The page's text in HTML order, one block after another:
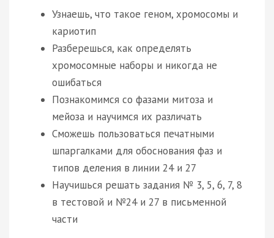
Узнаешь, что такое геном, хромосомы и
кариотип
Разберешься, как определять
хромосомные наборы и никогда не
ошибаться
Познакомимся со фазами митоза и
мейоза и научимся их различать
Сможешь пользоваться печатными
шпаргалками для обоснования фаз и
типов деления в линии 24 и 27
Научишься решать задания № 3, 5, 6, 7, 8
в тестовой и №24 и 27 в письменной
части